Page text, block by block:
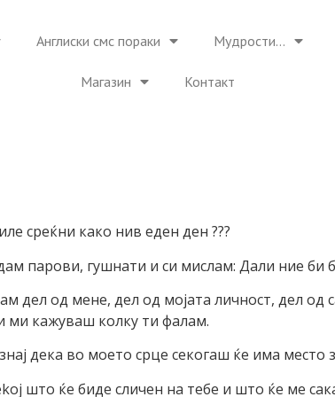
Англиски смс пораки Мудрости…
Магазин Контакт
среќни како нив еден ден ???
парови, гушнати и си мислам: Дали ние би
дел од мене, дел од мојата личност, дел
ми кажуваш колку ти фалам.
дека во моето срце секогаш ќе има
што ќе биде сличен на тебе и што ќе ме